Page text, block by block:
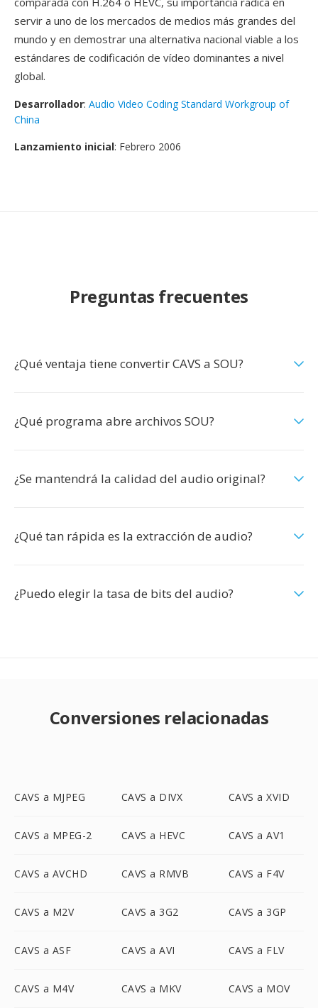
servir a uno de los mercados de medios más grandes del
mundo y en demostrar una alternativa nacional viable a los
estándares de codificación de vídeo dominantes a nivel
global.
Desarrollador: Audio Video Coding Standard Workgroup of
China
Lanzamiento inicial: Febrero 2006
Preguntas frecuentes
¿Qué ventaja tiene convertir CAVS a SOU?
¿Qué programa abre archivos SOU?
¿Se mantendrá la calidad del audio original?
¿Qué tan rápida es la extracción de audio?
¿Puedo elegir la tasa de bits del audio?
Conversiones relacionadas
CAVS a MJPEG CAVS a DIVX CAVS a XVID
CAVS a MPEG-2 CAVS a HEVC CAVS a AV1
CAVS a AVCHD CAVS a RMVB CAVS a F4V
CAVS a M2V CAVS a 3G2 CAVS a 3GP
CAVS a ASF CAVS a AVI CAVS a FLV
CAVS a M4V CAVS a MKV CAVS a MOV